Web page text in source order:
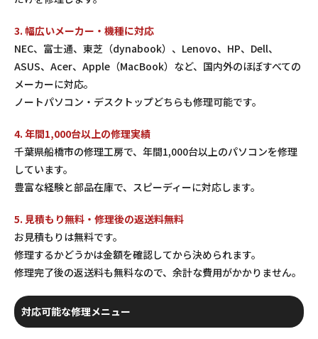
3. 幅広いメーカー・機種に対応
NEC、富士通、東芝（dynabook）、Lenovo、HP、Dell、
ASUS、Acer、Apple（MacBook）など、国内外のほぼすべての
メーカーに対応。
ノートパソコン・デスクトップどちらも修理可能です。
4. 年間1,000台以上の修理実績
千葉県船橋市の修理工房で、年間1,000台以上のパソコンを修理
しています。
豊富な経験と部品在庫で、スピーディーに対応します。
5. 見積もり無料・修理後の返送料無料
お見積もりは無料です。
修理するかどうかは金額を確認してから決められます。
修理完了後の返送料も無料なので、余計な費用がかかりません。
対応可能な修理メニュー